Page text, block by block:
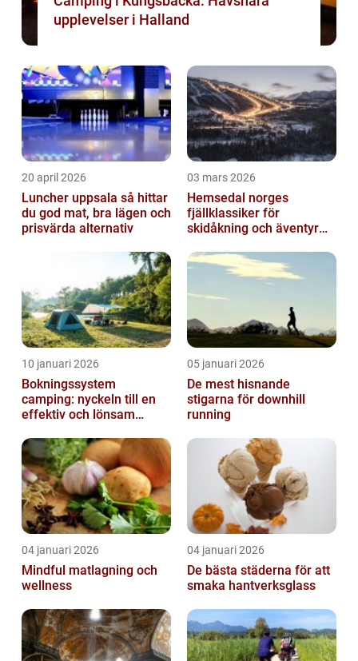
upplevelser i Halland
20 april 2026
Luncher uppsala så hittar
du god mat, bra lägen och
prisvärda alternativ
03 mars 2026
Hemsedal norges
fjällklassiker för
skidåkning och äventyr
10 januari 2026
Bokningssystem
camping: nyckeln till en
effektiv och lönsam
05 januari 2026
De mest hisnande
stigarna för downhill
running
04 januari 2026
Mindful matlagning och
wellness
04 januari 2026
De bästa städerna för att
smaka hantverksglass